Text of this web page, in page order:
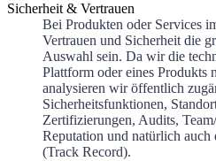
Sicherheit & Vertrauen
Bei Produkten oder Services
Vertrauen und Sicherheit die
Auswahl sein. Da wir die
Plattform oder eines Produkts
analysieren wir öffentlich
Sicherheitsfunktionen,
Zertifizierungen, Audits,
Reputation und natürlich auch
(Track Record).